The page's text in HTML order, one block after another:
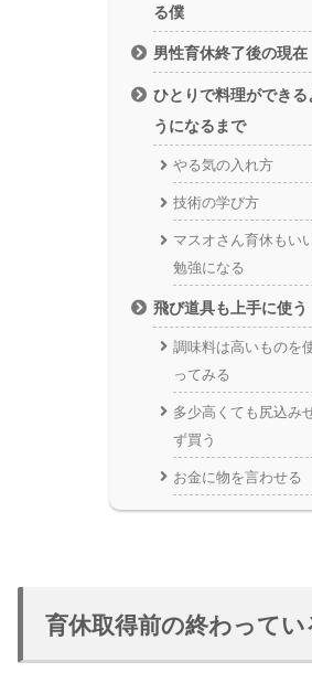
る僕
男性育休終了後の現在
ひとりで料理ができる
うになるまで
やる気の入れ方
技術の学び方
マスオさん育休もい
勉強になる
飛び道具も上手に使う
調味料は高いものを
ってみる
多少高くても尻込み
ず買う
お金に物を言わせる
育休取得前の終わってい